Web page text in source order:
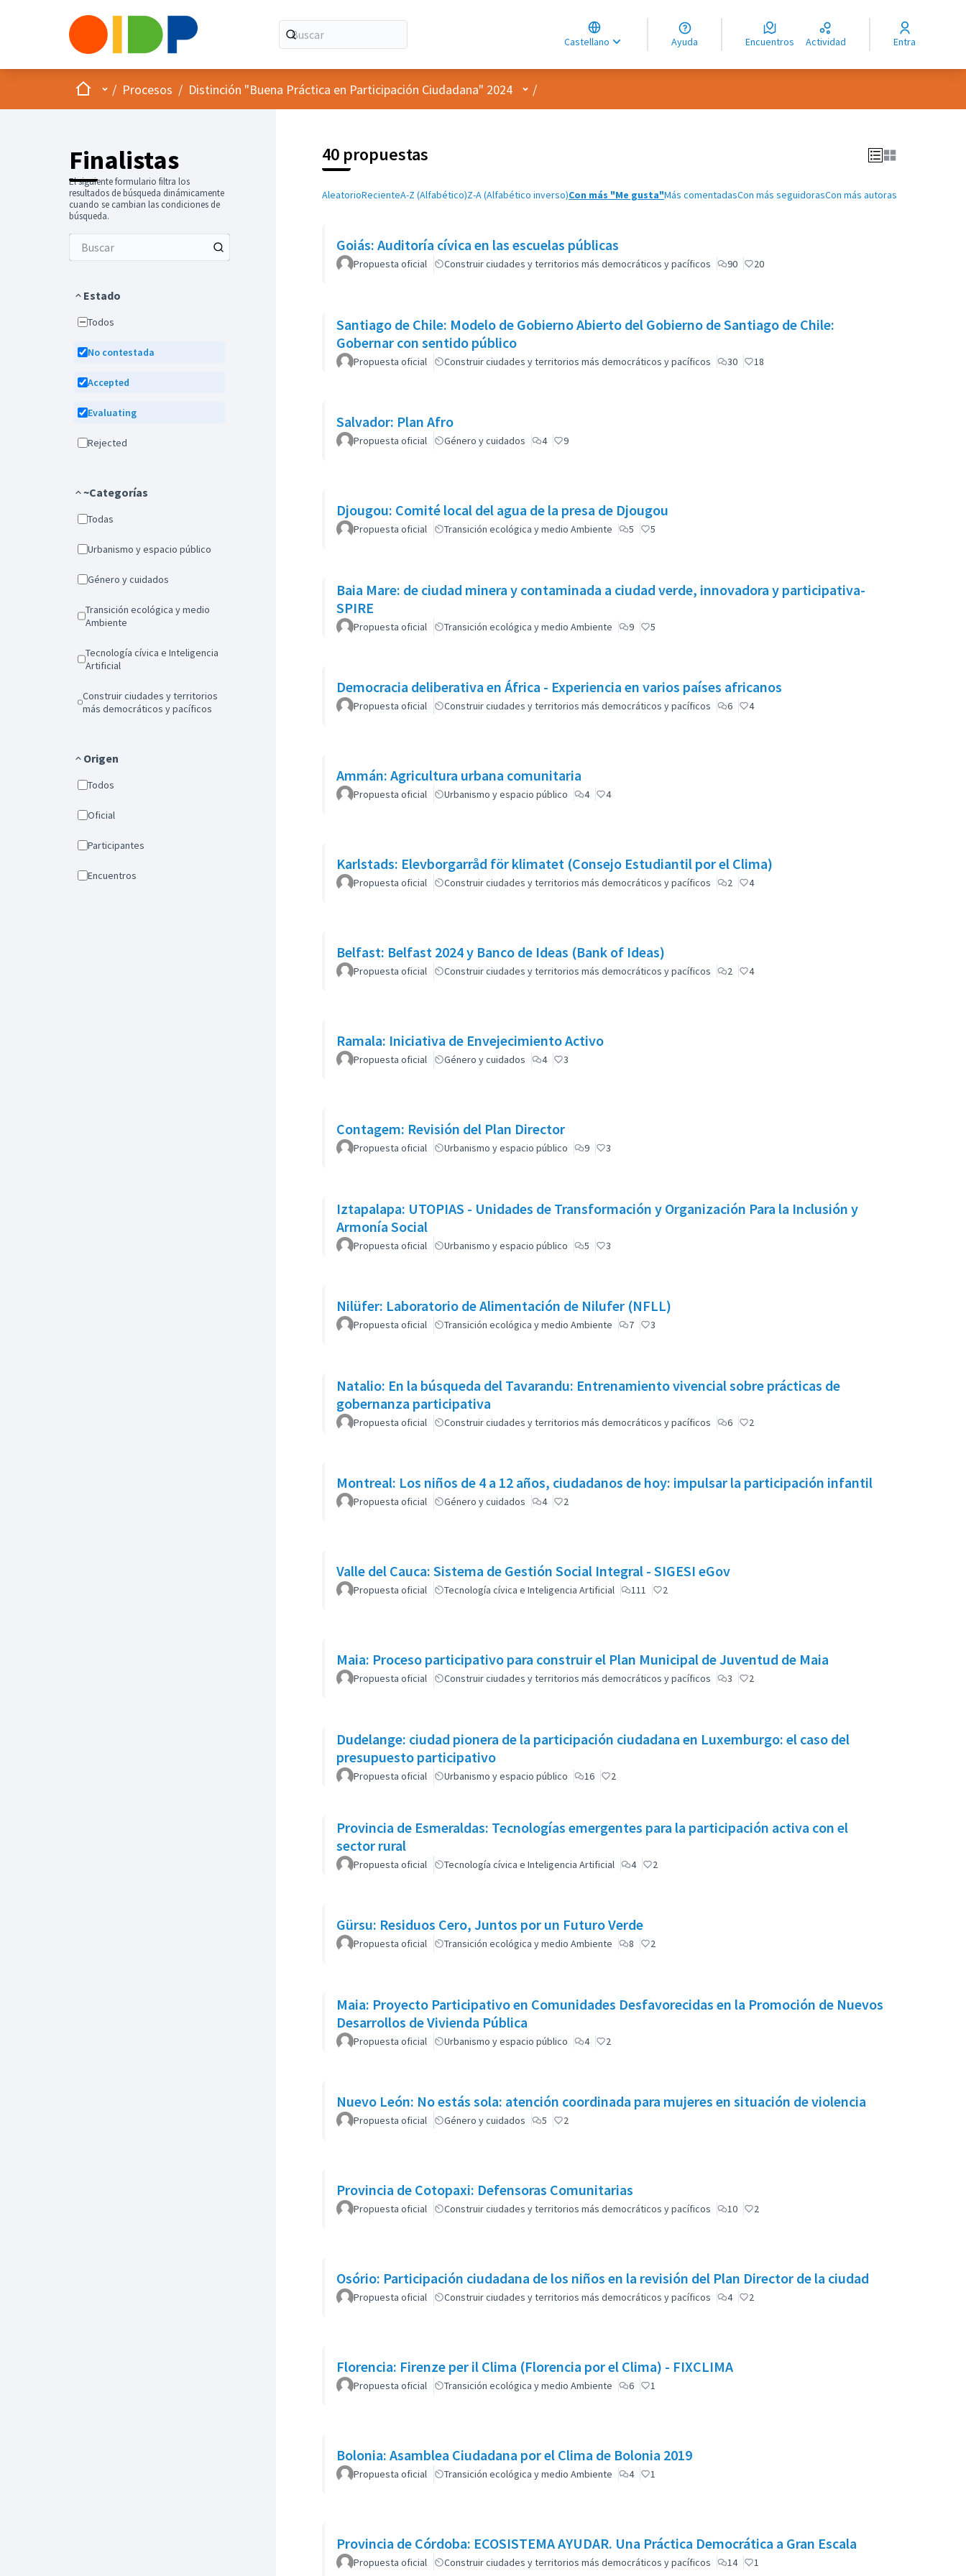
Castellano
Choose language
Choisir la langue
Elegir el idioma
Ayuda Encuentros Actividad Entra
InicioMenú principal
/ Procesos / Distinción "Buena Práctica en Participación Ciudadana" 2024 Menú de usuario
/
Finalistas
El siguiente formulario filtra los
resultados de búsqueda dinámicamente
cuando se cambian las condiciones de
búsqueda.
Estado
Todos
No contestada
Accepted
Evaluating
Rejected
~Categorías
Todas
Urbanismo y espacio público
Género y cuidados
Transición ecológica y medio
Ambiente
Tecnología cívica e Inteligencia
Artificial
Construir ciudades y territorios
más democráticos y pacíficos
Origen
Todos
Oficial
Participantes
Encuentros
40 propuestas
AleatorioRecienteA-Z (Alfabético)Z-A (Alfabético inverso)Con más "Me gusta"Más comentadasCon más seguidorasCon más autoras
Goiás: Auditoría cívica en las escuelas públicas
Propuesta oficial Construir ciudades y territorios más democráticos y pacíficos 90 20
Santiago de Chile: Modelo de Gobierno Abierto del Gobierno de Santiago de Chile:
Gobernar con sentido público
Propuesta oficial Construir ciudades y territorios más democráticos y pacíficos 30 18
Salvador: Plan Afro
Propuesta oficial Género y cuidados 4 9
Djougou: Comité local del agua de la presa de Djougou
Propuesta oficial Transición ecológica y medio Ambiente 5 5
Baia Mare: de ciudad minera y contaminada a ciudad verde, innovadora y participativa-
SPIRE
Propuesta oficial Transición ecológica y medio Ambiente 9 5
Democracia deliberativa en África - Experiencia en varios países africanos
Propuesta oficial Construir ciudades y territorios más democráticos y pacíficos 6 4
Ammán: Agricultura urbana comunitaria
Propuesta oficial Urbanismo y espacio público 4 4
Karlstads: Elevborgarråd för klimatet (Consejo Estudiantil por el Clima)
Propuesta oficial Construir ciudades y territorios más democráticos y pacíficos 2 4
Belfast: Belfast 2024 y Banco de Ideas (Bank of Ideas)
Propuesta oficial Construir ciudades y territorios más democráticos y pacíficos 2 4
Ramala: Iniciativa de Envejecimiento Activo
Propuesta oficial Género y cuidados 4 3
Contagem: Revisión del Plan Director
Propuesta oficial Urbanismo y espacio público 9 3
Iztapalapa: UTOPIAS - Unidades de Transformación y Organización Para la Inclusión y
Armonía Social
Propuesta oficial Urbanismo y espacio público 5 3
Nilüfer: Laboratorio de Alimentación de Nilufer (NFLL)
Propuesta oficial Transición ecológica y medio Ambiente 7 3
Natalio: En la búsqueda del Tavarandu: Entrenamiento vivencial sobre prácticas de
gobernanza participativa
Propuesta oficial Construir ciudades y territorios más democráticos y pacíficos 6 2
Montreal: Los niños de 4 a 12 años, ciudadanos de hoy: impulsar la participación infantil
Propuesta oficial Género y cuidados 4 2
Valle del Cauca: Sistema de Gestión Social Integral - SIGESI eGov
Propuesta oficial Tecnología cívica e Inteligencia Artificial 111 2
Maia: Proceso participativo para construir el Plan Municipal de Juventud de Maia
Propuesta oficial Construir ciudades y territorios más democráticos y pacíficos 3 2
Dudelange: ciudad pionera de la participación ciudadana en Luxemburgo: el caso del
presupuesto participativo
Propuesta oficial Urbanismo y espacio público 16 2
Provincia de Esmeraldas: Tecnologías emergentes para la participación activa con el
sector rural
Propuesta oficial Tecnología cívica e Inteligencia Artificial 4 2
Gürsu: Residuos Cero, Juntos por un Futuro Verde
Propuesta oficial Transición ecológica y medio Ambiente 8 2
Maia: Proyecto Participativo en Comunidades Desfavorecidas en la Promoción de Nuevos
Desarrollos de Vivienda Pública
Propuesta oficial Urbanismo y espacio público 4 2
Nuevo León: No estás sola: atención coordinada para mujeres en situación de violencia
Propuesta oficial Género y cuidados 5 2
Provincia de Cotopaxi: Defensoras Comunitarias
Propuesta oficial Construir ciudades y territorios más democráticos y pacíficos 10 2
Osório: Participación ciudadana de los niños en la revisión del Plan Director de la ciudad
Propuesta oficial Construir ciudades y territorios más democráticos y pacíficos 4 2
Florencia: Firenze per il Clima (Florencia por el Clima) - FIXCLIMA
Propuesta oficial Transición ecológica y medio Ambiente 6 1
Bolonia: Asamblea Ciudadana por el Clima de Bolonia 2019
Propuesta oficial Transición ecológica y medio Ambiente 4 1
Provincia de Córdoba: ECOSISTEMA AYUDAR. Una Práctica Democrática a Gran Escala
Propuesta oficial Construir ciudades y territorios más democráticos y pacíficos 14 1